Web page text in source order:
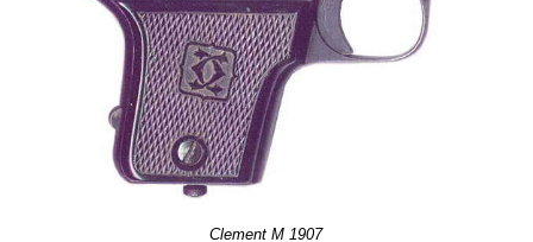
Clement M 1907